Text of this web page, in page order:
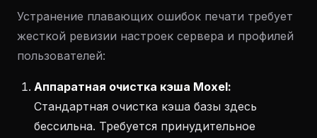
Устранение плавающих ошибок печати требует
жесткой ревизии настроек сервера и профилей
пользователей:
Аппаратная очистка кэша Moxel:
Стандартная очистка кэша базы здесь
бессильна. Требуется принудительное